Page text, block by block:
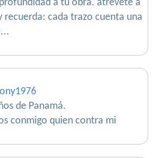
a tu obra. atrévete a
recuerda: cada trazo cuenta una
de Panamá.
conmigo quien contra mi